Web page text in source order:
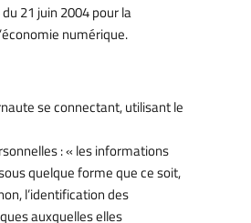
21 juin 2004 pour la
numérique.
se connectant, utilisant le
: « les informations
quelque forme que ce soit,
l’identification des
auxquelles elles